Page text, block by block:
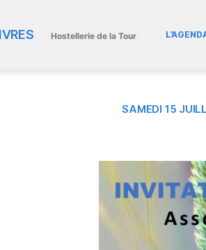
Hostellerie de la Tour
SAMEDI 15